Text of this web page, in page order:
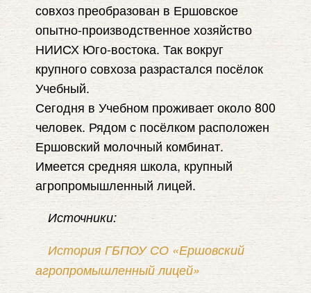
совхоз преобразован в Ершовское
опытно-производственное хозяйство
НИИСХ Юго-востока. Так вокруг
крупного совхоза разрастался посёлок
Учебный.
Сегодня в Учебном проживает около 800
человек. Рядом с посёлком расположен
Ершовский молочный комбинат.
Имеется средняя школа, крупный
агропромышленный лицей.
Источники:
История ГБПОУ СО «Ершовский
агропромышленный лицей»